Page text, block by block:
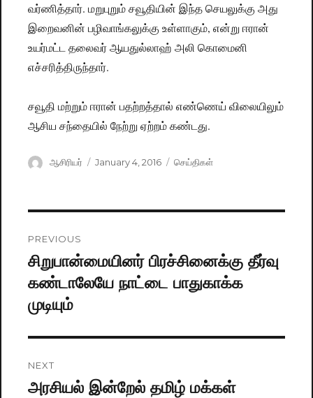
வர்ணித்தார். மறுபுறும் சவூதியின் இந்த செயலுக்கு அது
இறைவனின் பழிவாங்கலுக்கு உள்ளாகும், என்று ஈரான்
உயர்மட்ட தலைவர் ஆயதுல்லாஹ் அலி கொமைனி
எச்சரித்திருந்தார்.
சவூதி மற்றும் ஈரான் பதற்றத்தால் எண்ணெய் விலையிலும்
ஆசிய சந்தையில் நேற்று ஏற்றம் கண்டது.
Author
ஆசிரியர்
Posted
January 4, 2016 Categories
செய்திகள்
navigation
PREVIOUS
Previous
post:
சிறுபான்மையினர் பிரச்சினைக்கு தீர்வு
கண்டாலேயே நாட்டை பாதுகாக்க
முடியும்
NEXT
Next
அரசியல் இன்றேல் தமிழ் மக்கள்